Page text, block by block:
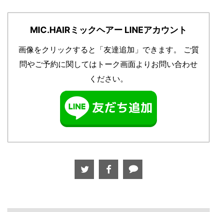
MIC.HAIRミックヘアー LINEアカウント
画像をクリックすると「友達追加」できます。
ご質
問やご予約に関してはトーク画面よりお問い合わせ
ください。